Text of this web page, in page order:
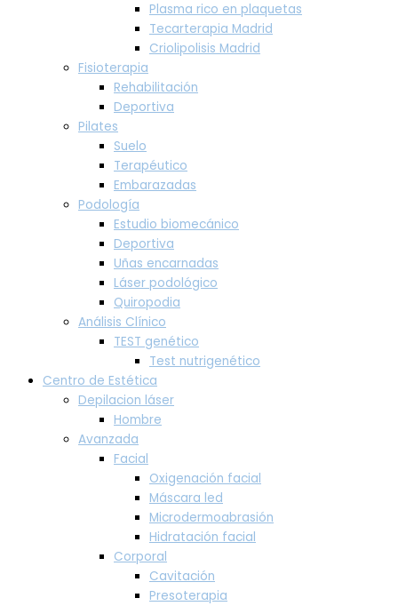
Plasma rico en plaquetas
Tecarterapia Madrid
Criolipolisis Madrid
Fisioterapia
Rehabilitación
Deportiva
Pilates
Suelo
Terapéutico
Embarazadas
Podología
Estudio biomecánico
Deportiva
Uñas encarnadas
Láser podológico
Quiropodia
Análisis Clínico
TEST genético
Test nutrigenético
Centro de Estética
Depilacion láser
Hombre
Avanzada
Facial
Oxigenación facial
Máscara led
Microdermoabrasión
Hidratación facial
Corporal
Cavitación
Presoterapia